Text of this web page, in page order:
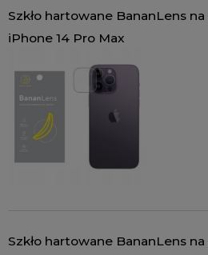
Szkło hartowane BananLens
iPhone 14 Pro Max
Szkło hartowane BananLens